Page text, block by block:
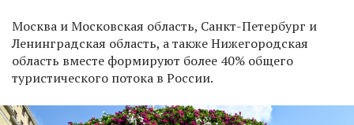
Москва и Московская область, Санкт-Петербург и
Ленинградская область, а также Нижегородская
область вместе формируют более 40% общего
туристического потока в России.